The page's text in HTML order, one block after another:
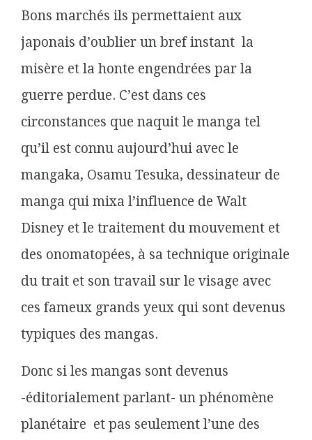
Bons marchés ils permettaient aux
japonais d’oublier un bref instant la
misère et la honte engendrées par la
guerre perdue. C’est dans ces
circonstances que naquit le manga tel
qu’il est connu aujourd’hui avec le
mangaka, Osamu Tesuka, dessinateur de
manga qui mixa l’influence de Walt
Disney et le traitement du mouvement et
des onomatopées, à sa technique originale
du trait et son travail sur le visage avec
ces fameux grands yeux qui sont devenus
typiques des mangas.
Donc si les mangas sont devenus
-éditorialement parlant- un phénomène
planétaire et pas seulement l’une des